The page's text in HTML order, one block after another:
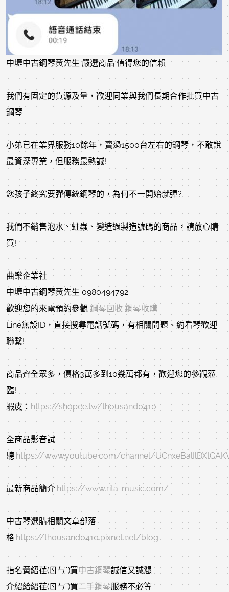
中壢中古鋼琴黃先生 嚴選商品 值得您的信賴
我們有固定的貨源及量，歡迎同業與我們長期合作批買中古
鋼琴
小弟已在業界服務10餘年，賣過1500台左右的鋼琴，不敢說
最資深專業，但服務最熱誠!
您孩子終究要彈傳統鋼琴的，為何不一開始就彈?
我們不銷售泡水、蛀蟲、變造過製造號碼的商品，請放心購
買!
曲樂企業社
中壢中古鋼琴黃先生 0980494792
歡迎您的來電預約參觀 鋼琴回收 鋼琴收購
Line無設ID，直接搜尋電話號碼，有相關問題、約看琴歡迎
聯繫!
商品齊全眾多，價格3萬多到10幾萬都有，歡迎您的參觀蒞
臨!
蝦皮： https://shopee.tw/thousand0410
全商品影音試
聽:https://www.youtube.com/channel/
最新商品簡介:https://www.rita-music.com/
中古琴選購相關文章部落
格:https://thousand0410.pixnet.net/blog
指名黃紹荏(ㄖㄣˇ)買中古鋼琴誠信又誠懇
介紹給紹荏(ㄖㄣˇ)買二手鋼琴服務不必等